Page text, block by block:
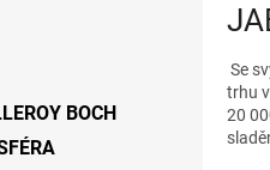
BOCH
Se
trhu
20